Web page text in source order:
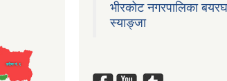
भीरकोट नगरपालिका
स्याङ्जा